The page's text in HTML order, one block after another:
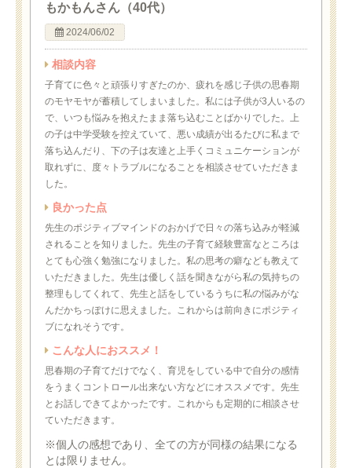
もかもんさん（40代）
2024/06/02
相談内容
子育てに色々と頑張りすぎたのか、疲れを感じ子供の思春期
のモヤモヤが蓄積してしまいました。私には子供が3人いるの
で、いつも悩みを抱えたまま落ち込むことばかりでした。上
の子は中学受験を控えていて、悪い成績が出るたびに私まで
落ち込んだり、下の子は友達と上手くコミュニケーションが
取れずに、度々トラブルになることを相談させていただきま
した。
良かった点
先生のポジティブマインドのおかげで日々の落ち込みが軽減
されることを知りました。先生の子育て経験豊富なところは
とても心強く勉強になりました。私の思考の癖なども教えて
いただきました。先生は優しく話を聞きながら私の気持ちの
整理もしてくれて、先生と話をしているうちに私の悩みがな
んだかちっぽけに思えました。これからは前向きにポジティ
ブになれそうです。
こんな人におススメ！
思春期の子育てだけでなく、育児をしている中で自分の感情
をうまくコントロール出来ない方などにオススメです。先生
とお話しできてよかったです。これからも定期的に相談させ
ていただきます。
※個人の感想であり、全ての方が同様の結果になる
とは限りません。